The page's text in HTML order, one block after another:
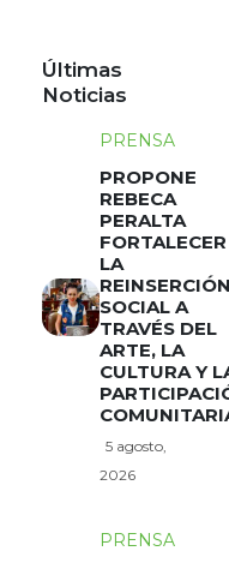
Últimas
Noticias
PRENSA
PROPONE
REBECA
PERALTA
FORTALECER
LA
SOCIAL A
TRAVÉS DEL
ARTE, LA
CULTURA Y
5 agosto,
2026
PRENSA